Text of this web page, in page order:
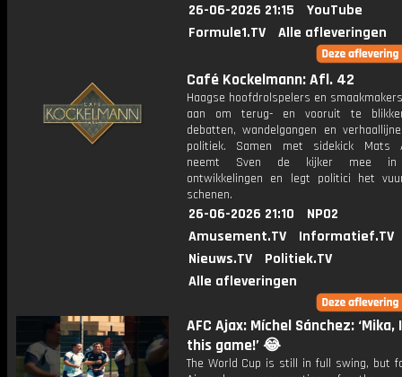
26-06-2026 21:15
YouTube
Formule1.TV
Alle afleveringen
Café Kockelmann: Afl. 42
Haagse hoofdrolspelers en
aan om terug- en vooruit te
debatten, wandelgangen en
politiek. Samen met sidekick Mats
neemt Sven de kijker mee in
ontwikkelingen en legt politici het
schenen.
26-06-2026 21:10
NPO2
Amusement.TV
Informatief.TV
Nieuws.TV
Politiek.TV
Alle afleveringen
AFC Ajax: Míchel Sánchez: ‘Mika,
this game!’ 😂
The World Cup is still in full swing, but